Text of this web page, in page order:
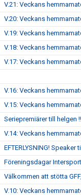
V.21: Veckans
V.20: Veckans
V.19: Veckans
V.18: Veckans
V.17: Veckans
V.16: Veckans
V.15: Veckans
Seriepremiärer till helgen
V.14: Veckans
EFTERLYSNING!
Föreningsdagar Intersport
Välkommen att stötta
V.10: Veckans